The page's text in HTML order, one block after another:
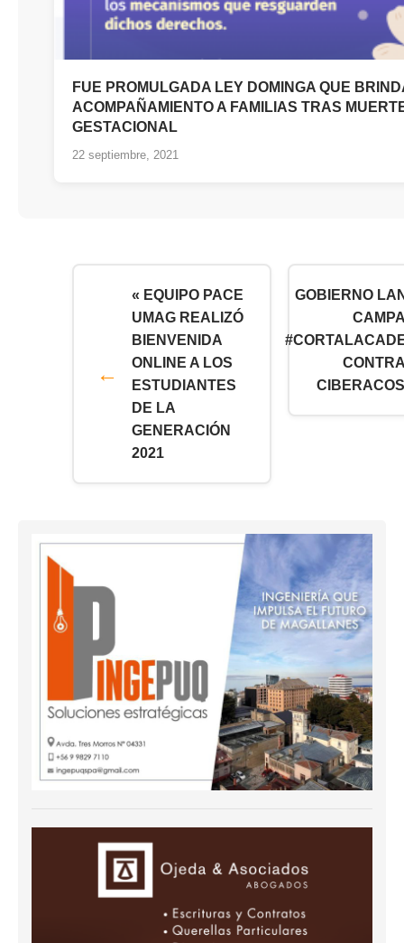
FUE PROMULGADA LEY DOMINGA QUE
ACOMPAÑAMIENTO A FAMILIAS TRAS
GESTACIONAL
22 septiembre, 2021
« EQUIPO PACE
UMAG REALIZÓ
BIENVENIDA
ONLINE A LOS
ESTUDIANTES
DE LA
GENERACIÓN
2021
GOBIERNO